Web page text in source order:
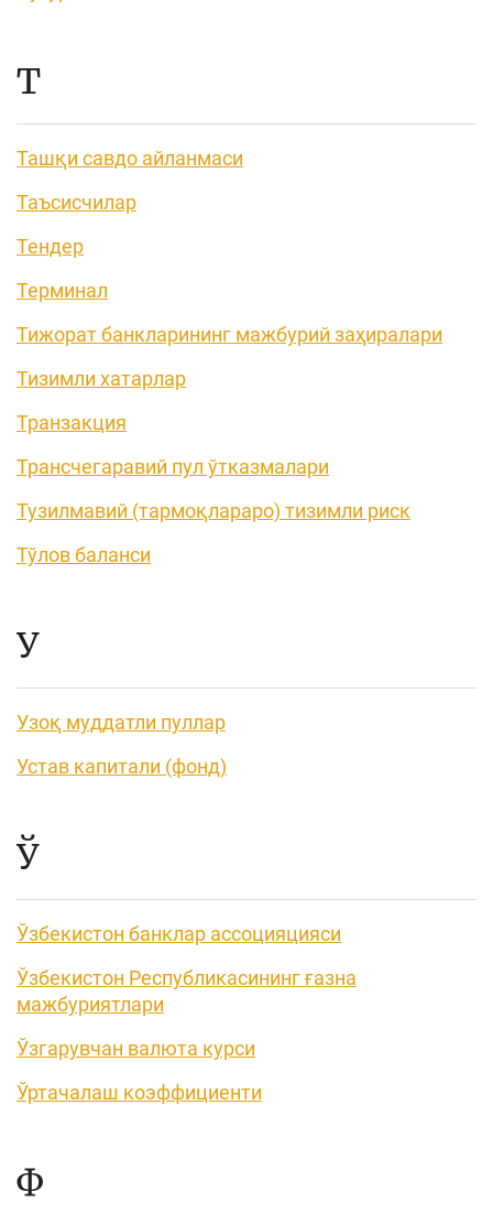
Т
Ташқи савдо айланмаси
Таъсисчилар
Тендер
Терминал
Тижорат банкларининг мажбурий заҳиралари
Тизимли хатарлар
Транзакция
Трансчегаравий пул ўтказмалари
Тузилмавий (тармоқлараро) тизимли риск
Тўлов баланси
У
Узоқ муддатли пуллар
Устав капитали (фонд)
Ў
Ўзбекистон банклар ассоцияцияси
Ўзбекистон Республикасининг ғазна
мажбуриятлари
Ўзгарувчан валюта курси
Ўртачалаш коэффициенти
Ф